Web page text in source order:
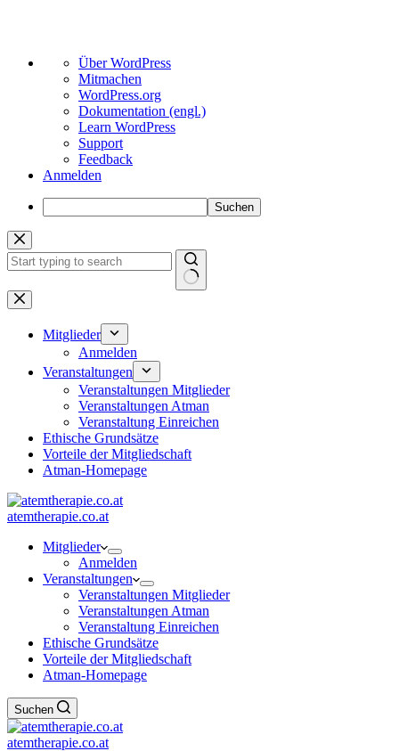
Über
WordPress
Über WordPress
Mitmachen
WordPress.org
Dokumentation (engl.)
Learn WordPress
Support
Feedback
Anmelden
Suchen
Zum
Inhalt
springen
Keine
Ergebnisse
Mitglieder
Anmelden
Veranstaltungen
Veranstaltungen Mitglieder
Veranstaltungen Atman
Veranstaltung Einreichen
Ethische Grundsätze
Vorteile der Mitgliedschaft
Atman-Homepage
atemtherapie.co.at
Mitglieder
Anmelden
Veranstaltungen
Veranstaltungen Mitglieder
Veranstaltungen Atman
Veranstaltung Einreichen
Ethische Grundsätze
Vorteile der Mitgliedschaft
Atman-Homepage
Suchen
atemtherapie.co.at